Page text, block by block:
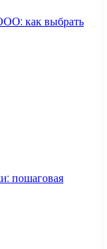
как выбрать
пошаговая